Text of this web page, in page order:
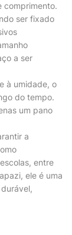
comprimento.
ser fixado
a ser
à umidade, o
do tempo.
um pano
a
entre
ele é uma